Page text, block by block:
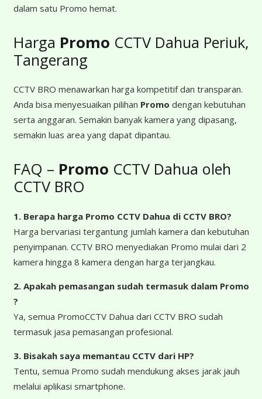
dalam satu Promo hemat.
Harga Promo CCTV Dahua Periuk,
Tangerang
CCTV BRO menawarkan harga kompetitif dan transparan.
Anda bisa menyesuaikan pilihan Promo dengan kebutuhan
serta anggaran. Semakin banyak kamera yang dipasang,
semakin luas area yang dapat dipantau.
FAQ – Promo CCTV Dahua oleh
CCTV BRO
1. Berapa harga Promo CCTV Dahua di CCTV BRO?
Harga bervariasi tergantung jumlah kamera dan kebutuhan
penyimpanan. CCTV BRO menyediakan Promo mulai dari 2
kamera hingga 8 kamera dengan harga terjangkau.
2. Apakah pemasangan sudah termasuk dalam Promo
?
Ya, semua PromoCCTV Dahua dari CCTV BRO sudah
termasuk jasa pemasangan profesional.
3. Bisakah saya memantau CCTV dari HP?
Tentu, semua Promo sudah mendukung akses jarak jauh
melalui aplikasi smartphone.